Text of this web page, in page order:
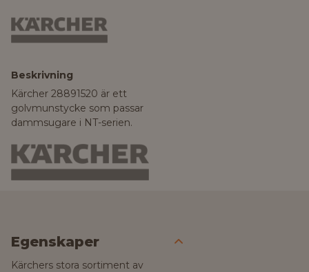
Beskrivning
Kärcher 28891520 är ett
golvmunstycke som passar
dammsugare i NT-serien.
Egenskaper
Kärchers stora sortiment av